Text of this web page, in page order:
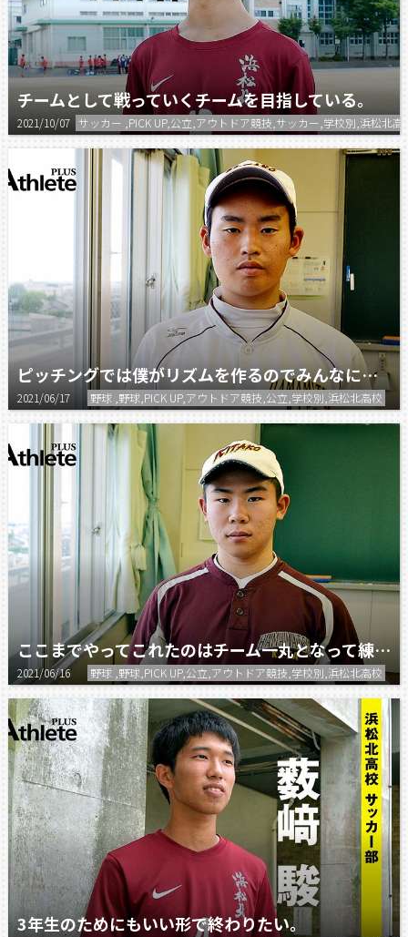
チームとして戦っていくチームを目指している。
2021/10/07 サッカー ,PICK UP,公立,アウトドア競技,サッカー,学校別,浜松北高
ピッチングでは僕がリズムを作るのでみんなには点を取ってもらって、一緒に勝とう。
2021/06/17 野球 ,野球,PICK UP,アウトドア競技,公立,学校別,浜松北高校
ここまでやってこれたのはチーム一丸となって練習に取り組んできた結果だと思う。
2021/06/16 野球 ,野球,PICK UP,公立,アウトドア競技,学校別,浜松北高校
3年生のためにもいい形で終わりたい。